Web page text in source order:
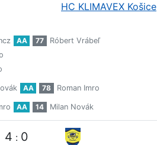
HC KLIMAVEX Košice
AA 77
Róbert Vrábeľ
AA 78 Roman Imro
AA 14 Milan Novák
4 : 0